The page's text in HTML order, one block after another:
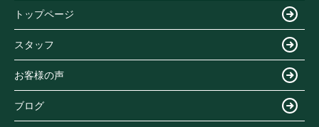
トップページ
スタッフ
お客様の声
ブログ